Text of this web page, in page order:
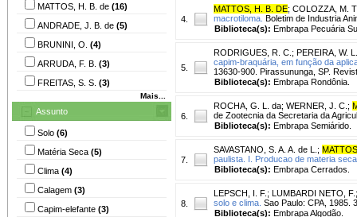
MATTOS, H. B. de (16)
ANDRADE, J. B. de (5)
BRUNINI, O. (4)
ARRUDA, F. B. (3)
FREITAS, S. S. (3)
Mais...
Assunto
Solo (6)
Matéria Seca (5)
Clima (4)
Calagem (3)
Capim-elefante (3)
4.
MATTOS, H. B. DE; COLOZZA, M.
macrotiloma. Boletim de Industria
Biblioteca(s): Embrapa Pecuária
5.
RODRIGUES, R. C. ; PEREIRA, W.
capim-braquária, em função da
13630-900. Pirassununga, SP.
Biblioteca(s): Embrapa Rondônia.
6.
ROCHA, G. L. da; WERNER, J. C. ;
de Zootecnia da Secretaria da
Biblioteca(s): Embrapa Semiárido.
7.
SAVASTANO, S. A. A. de L. ;
paulista. I. Producao de materia
Biblioteca(s): Embrapa Cerrados.
8.
LEPSCH, I. F. ; LUMBARDI NETO, F.
solo e clima. Sao Paulo: CPA, 1985.
Biblioteca(s): Embrapa Algodão.